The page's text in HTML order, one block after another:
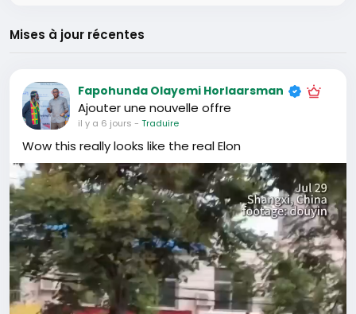
Mises à jour récentes
Fapohunda Olayemi Horlaarsman
Ajouter une nouvelle offre
il y a 6 jours - Traduire
Wow this really looks like the real Elon